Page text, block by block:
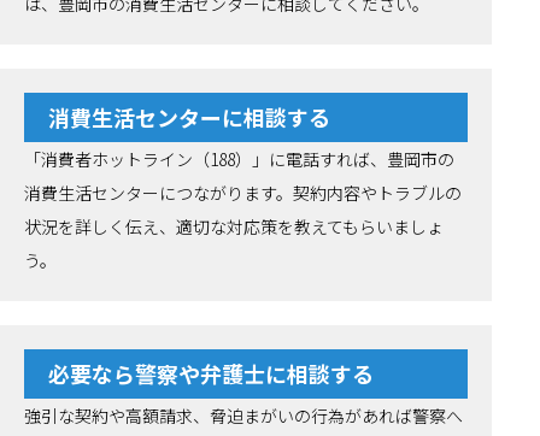
消費生活センターに相談する
「消費者ホットライン（188）」に電話すれば、豊岡市の
消費生活センターにつながります。契約内容やトラブルの
状況を詳しく伝え、適切な対応策を教えてもらいましょ
う。
必要なら警察や弁護士に相談する
強引な契約や高額請求、脅迫まがいの行為があれば警察へ